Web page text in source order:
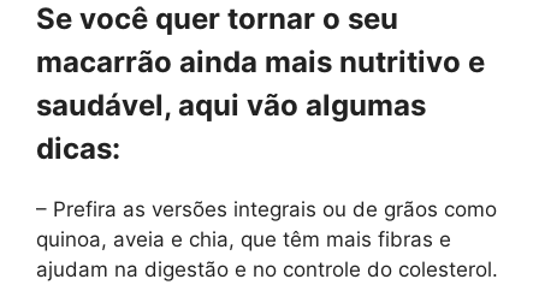
Se você quer tornar o seu
macarrão ainda mais nutritivo e
saudável, aqui vão algumas
dicas:
– Prefira as versões integrais ou de grãos como
quinoa, aveia e chia, que têm mais fibras e
ajudam na digestão e no controle do colesterol.